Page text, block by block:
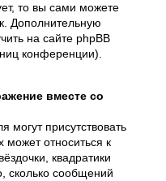
то вы сами можете
Дополнительную
на сайте phpBB
конференции).
вместе со
могут присутствовать
относиться к
квадратики
сколько сообщений